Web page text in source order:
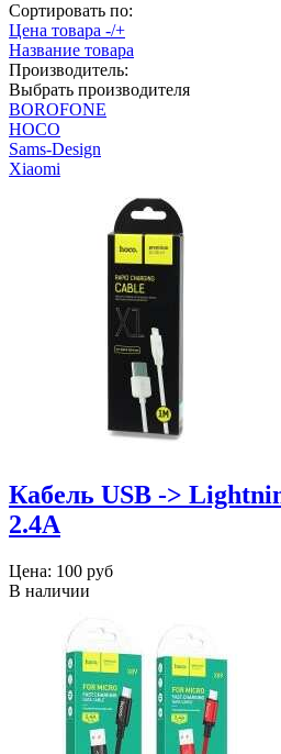
Сортировать по:
Цена товара -/+
Название товара
Производитель:
Выбрать производителя
BOROFONE
HOCO
Sams-Design
Xiaomi
Кабель USB ->
2.4A
Цена: 100 руб
В наличии